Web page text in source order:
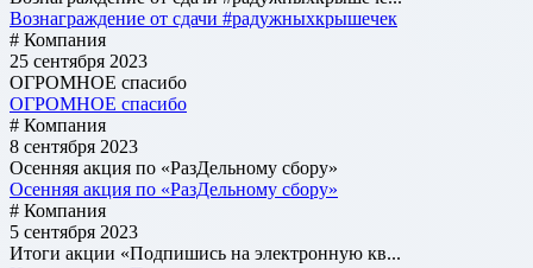
Вознаграждение от сдачи #радужныхкрышечек
# Компания
25 сентября 2023
ОГРОМНОЕ спасибо
ОГРОМНОЕ спасибо
# Компания
8 сентября 2023
Осенняя акция по «РазДельному сбору»
Осенняя акция по «РазДельному сбору»
# Компания
5 сентября 2023
Итоги акции «Подпишись на электронную кв...